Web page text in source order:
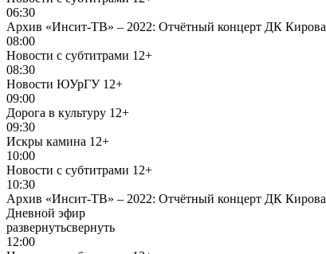
06:30
Архив «Инсит-ТВ» – 2022: Отчётный концерт ДК Кирова
08:00
Новости с субтитрами 12+
08:30
Новости ЮУрГУ 12+
09:00
Дорога в культуру 12+
09:30
Искры камина 12+
10:00
Новости с субтитрами 12+
10:30
Архив «Инсит-ТВ» – 2022: Отчётный концерт ДК Кирова
Дневной эфир
развернутьсвернуть
12:00